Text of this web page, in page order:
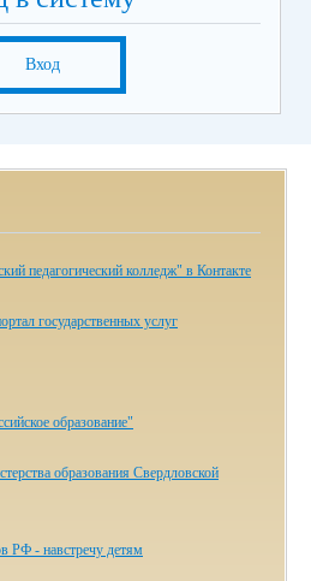
Вход
педагогический колледж" в Контакте
государственных услуг
образование"
образования Свердловской
РФ - навстречу детям